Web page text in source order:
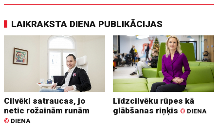
LAIKRAKSTA DIENA PUBLIKĀCIJAS
Cilvēki satraucas, jo
netic rožainām runām
© DIENA
Līdzcilvēku rūpes kā
glābšanas riņķis © DIENA